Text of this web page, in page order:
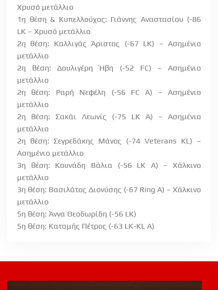
Χρυσό μετάλλιο
1η θέση & Κυπελλούχος: Γιάννης Αναστασίου (-86
LK – Χρυσό μετάλλιο
2η θέση: Καλλιγάς Άριστος (-67 LK) – Ασημένιο
μετάλλιο
2η θέση: Δουλιγέρη Ήβη (-52 FC) – Ασημένιο
μετάλλιο
2η θέση: Ραρή Νεφέλη (-56 FC A) – Ασημένιο
μετάλλιο
2η θέση: Σακάι Λεωνίς (-75 LK A) – Ασημένιο
μετάλλιο
2η θέση: Σεγρεδάκης Μάνος (-74 Veterans KL) –
Ασημένιο μετάλλιο
3η θέση: Κουνάδη Βάλια (-56 LK A) – Χάλκινο
μετάλλιο
3η θέση: Βασιλάτος Διονύσης (-67 Ring A) – Χάλκινο
μετάλλιο
5η θέση: Άννα Θεοδωρίδη (-56 LK)
5η θέση: Καταμής Πέτρος (-63 LK-KL A)